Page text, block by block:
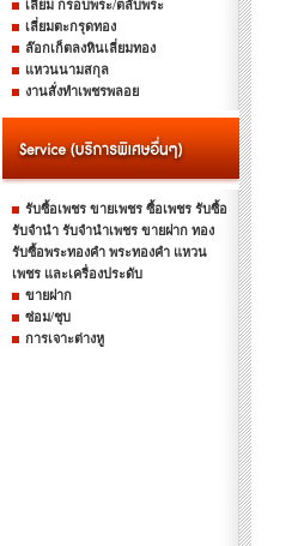
เลี่ยม กรอบพระ/ตลับพระ
เลี่ยมตะกรุดทอง
ล๊อกเก็ตลงหินเลี่ยมทอง
แหวนนามสกุล
งานสั่งทำเพชรพลอย
รับซื้อเพชร ขายเพชร ซื้อเพชร รับซื้อ
รับจำนำ รับจำนำเพชร ขายฝาก ทอง
รับซื้อพระทองคำ พระทองคำ แหวน
เพชร และเครื่องประดับ
ขายฝาก
ซ่อม/ชุบ
การเจาะต่างหู